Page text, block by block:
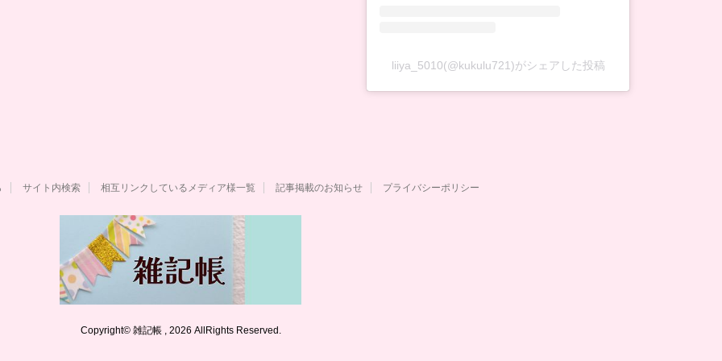
liiya_5010(@kukulu721)がシェアした投稿
サイト内検索 相互リンクしているメディア様一覧 記事掲載のお知らせ プライバシーポリシー
Copyright© 雑記帳 , 2026 AllRights Reserved.